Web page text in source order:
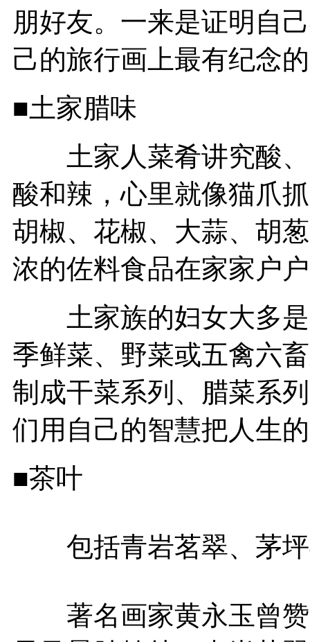
朋好友。一来是证明自
己的旅行画上最有纪念
■土家腊味
土家人菜肴讲究酸、
酸和辣，心里就像猫爪
胡椒、花椒、大蒜、胡
浓的佐料食品在家家户
土家族的妇女大多是
季鲜菜、野菜或五禽六
制成干菜系列、腊菜系
们用自己的智慧把人生
■茶叶
包括青岩茗翠、茅坪
著名画家黄永玉曾赞